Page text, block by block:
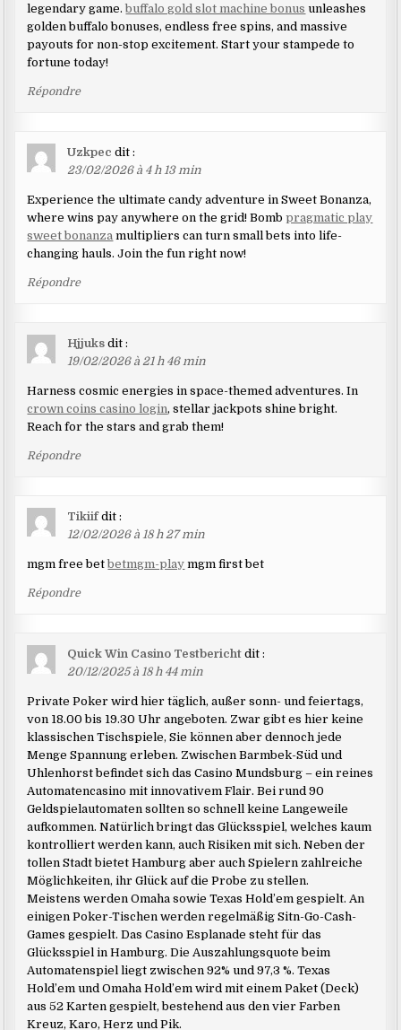
legendary game.buffalo gold slot machine bonus unleashes
golden buffalo bonuses, endless free spins, and massive
payouts for non-stop excitement. Start your stampede to
fortune today!
Répondre
Uzkpec dit :
23/02/2026 à 4 h 13 min
Experience the ultimate candy adventure in Sweet Bonanza,
where wins pay anywhere on the grid! Bombpragmatic play
sweet bonanza multipliers can turn small bets into life-
changing hauls. Join the fun right now!
Répondre
Hjjuks dit :
19/02/2026 à 21 h 46 min
Harness cosmic energies in space-themed adventures. In
crown coins casino login, stellar jackpots shine bright.
Reach for the stars and grab them!
Répondre
Tikiif dit :
12/02/2026 à 18 h 27 min
mgm free betbetmgm-play mgm first bet
Répondre
Quick Win Casino Testbericht dit :
20/12/2025 à 18 h 44 min
Private Poker wird hier täglich, außer sonn- und feiertags,
von 18.00 bis 19.30 Uhr angeboten. Zwar gibt es hier keine
klassischen Tischspiele, Sie können aber dennoch jede
Menge Spannung erleben. Zwischen Barmbek-Süd und
Uhlenhorst befindet sich das Casino Mundsburg – ein reines
Automatencasino mit innovativem Flair. Bei rund 90
Geldspielautomaten sollten so schnell keine Langeweile
aufkommen. Natürlich bringt das Glücksspiel, welches kaum
kontrolliert werden kann, auch Risiken mit sich. Neben der
tollen Stadt bietet Hamburg aber auch Spielern zahlreiche
Möglichkeiten, ihr Glück auf die Probe zu stellen.
Meistens werden Omaha sowie Texas Hold’em gespielt. An
einigen Poker-Tischen werden regelmäßig Sitn-Go-Cash-
Games gespielt. Das Casino Esplanade steht für das
Glücksspiel in Hamburg. Die Auszahlungsquote beim
Automatenspiel liegt zwischen 92% und 97,3 %. Texas
Hold’em und Omaha Hold’em wird mit einem Paket (Deck)
aus 52 Karten gespielt, bestehend aus den vier Farben
Kreuz, Karo, Herz und Pik.